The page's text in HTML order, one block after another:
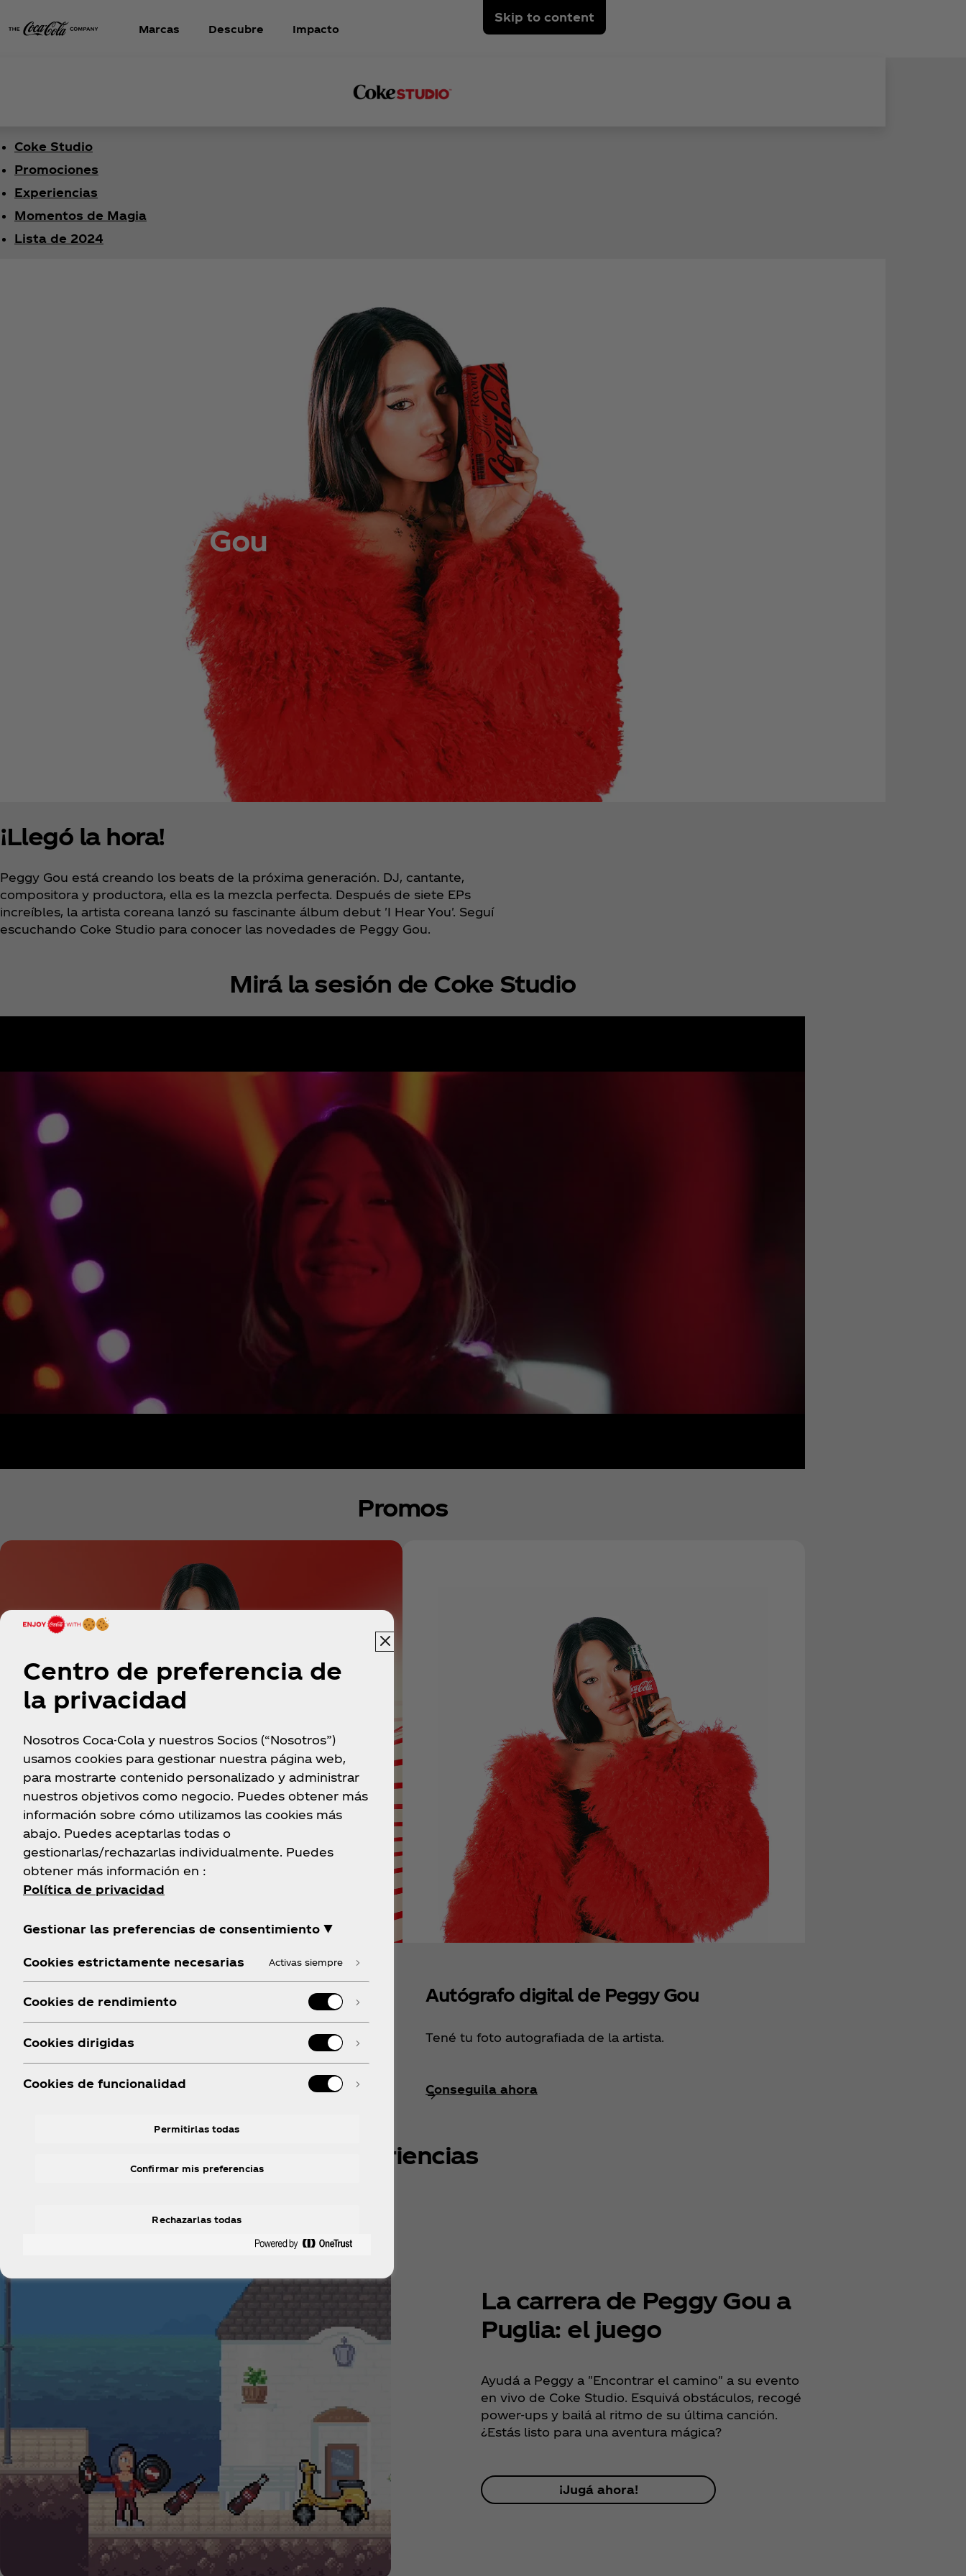
Skip to content
Marcas Descubre Impacto
Coke Studio
Promociones
Experiencias
Momentos de Magia
Lista de 2024
Peggy Gou
¡Llegó la hora!
Peggy Gou está creando los beats de la próxima generación. DJ, cantante,
compositora y productora, ella es la mezcla perfecta. Después de siete EPs
increíbles, la artista coreana lanzó su fascinante álbum debut 'I Hear You'. Seguí
escuchando Coke Studio para conocer las novedades de Peggy Gou.
Mirá la sesión de Coke Studio
Promos
Lleva a Peggy Gou a todas partes
Dale un remix a tu fondo de pantalla.
Conseguilo ahora
Autógrafo digital de Peggy Gou
Tené tu foto autografiada de la artista.
Conseguila ahora
Experiencias
La carrera de Peggy Gou a
Puglia: el juego
Ayudá a Peggy a "Encontrar el camino" a su evento
en vivo de Coke Studio. Esquivá obstáculos, recogé
power-ups y bailá al ritmo de su última canción.
¿Estás listo para una aventura mágica?
¡Jugá ahora!
Centro de preferencia de
la privacidad
Nosotros Coca-Cola y nuestros Socios (“Nosotros”)
usamos cookies para gestionar nuestra página web,
para mostrarte contenido personalizado y administrar
nuestros objetivos como negocio. Puedes obtener más
información sobre cómo utilizamos las cookies más
abajo. Puedes aceptarlas todas o
gestionarlas/rechazarlas individualmente. Puedes
obtener más información en :
Política de privacidad
Gestionar las preferencias de consentimiento ▼
Cookies estrictamente necesarias Activas siempre
Cookies de rendimiento
Cookies dirigidas
Cookies de funcionalidad
Permitirlas todas
Rechazarlas todas
Confirmar mis preferencias